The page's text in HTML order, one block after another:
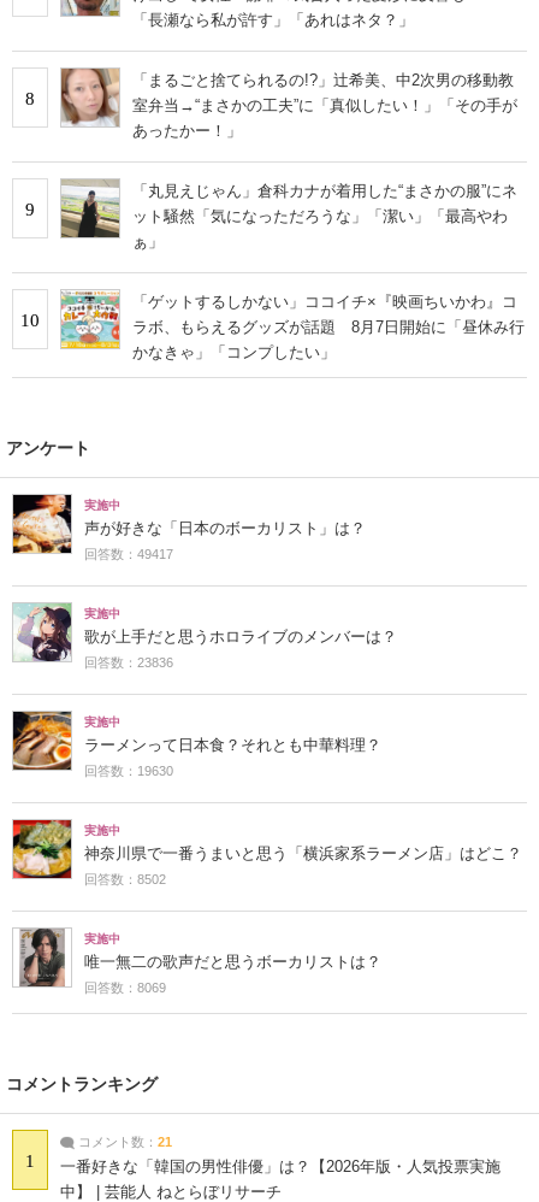
「長瀬なら私が許す」「あれはネタ？」
8
「まるごと捨てられるの!?」辻希美、中2次男の移動教
室弁当→“まさかの工夫”に「真似したい！」「その手が
あったかー！」
9
「丸見えじゃん」倉科カナが着用した“まさかの服”にネ
ット騒然「気になっただろうな」「潔い」「最高やわ
ぁ」
10
「ゲットするしかない」ココイチ×『映画ちいかわ』コ
ラボ、もらえるグッズが話題 8月7日開始に「昼休み行
かなきゃ」「コンプしたい」
アンケート
実施中
声が好きな「日本のボーカリスト」は？
回答数：49417
実施中
歌が上手だと思うホロライブのメンバーは？
回答数：23836
実施中
ラーメンって日本食？それとも中華料理？
回答数：19630
実施中
神奈川県で一番うまいと思う「横浜家系ラーメン店」はどこ？
回答数：8502
実施中
唯一無二の歌声だと思うボーカリストは？
回答数：8069
コメントランキング
1
コメント数： 21
一番好きな「韓国の男性俳優」は？【2026年版・人気投票実施
中】 | 芸能人 ねとらぼリサーチ